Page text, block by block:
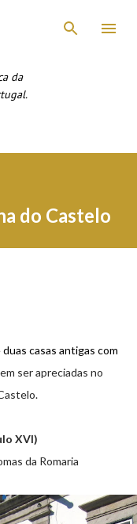
da
do Castelo
casas antigas com
ser apreciadas no
XVI)
da Romaria